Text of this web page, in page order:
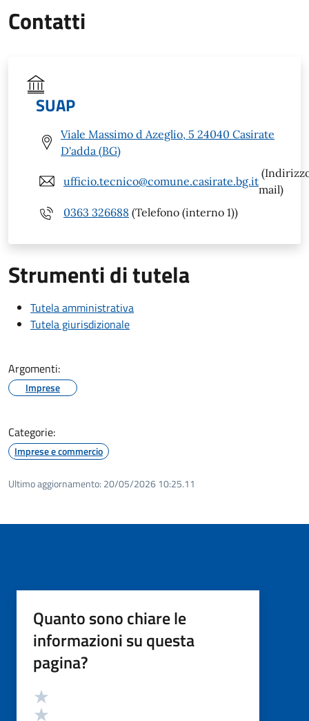
Contatti
SUAP
Viale Massimo d Azeglio, 5 24040 Casirate
D'adda (BG)
ufficio.tecnico@comune.casirate.bg.it
mail)
0363 326688 (Telefono (interno 1))
Strumenti di tutela
Tutela amministrativa
Tutela giurisdizionale
Argomenti:
Imprese
Categorie:
Imprese e commercio
Ultimo aggiornamento: 20/05/2026 10:25.11
Quanto sono chiare le
informazioni su questa
pagina?
Valutazione